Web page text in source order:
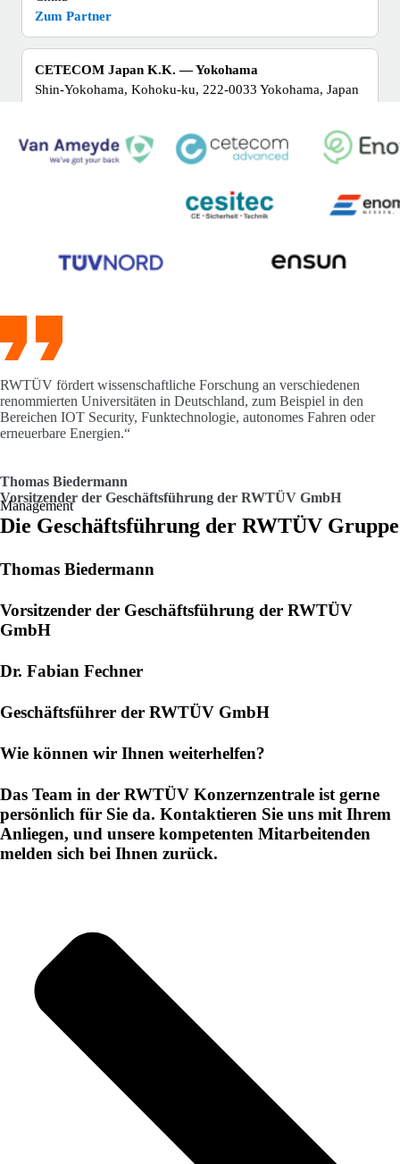
Zum Partner
CETECOM Japan K.K. — Yokohama
Shin-Yokohama, Kohoku-ku, 222-0033 Yokohama, Japan
CETECOM Limited — Suwon
CONSULECTRA GmbH (Headquarter)
Zum Partner
Karl-Weiss-Straße 20, 15366 Hoppegarten-Dahlwitz
enometrik — Kaiserslautern
Zur Website
Enoplan GmbH
Zum Partner
Enoplan — München
Zum Partner
Enoplan — Wasungen
Zum Partner
ensun — Siegen
Martinshardt 19, 57074 Siegen
Ingenieurbüro Nordhorn — Berlin
Boxhagener Str. 82, 10245 Berlin
Zum Partner
Ingenieurbüro Nordhorn — Hamburg
Mittelweg 9, 20148 Hamburg
Ingenieurbüro Nordhorn GmbH & Co. KG
RWTÜV fördert wissenschaftliche Forschung an verschiedenen
renommierten Universitäten in Deutschland, zum Beispiel in den
Bereichen IOT Security, Funktechnologie, autonomes Fahren oder
erneuerbare Energien.“
Thomas Biedermann
Vorsitzender der Geschäftsführung der RWTÜV GmbH
Management
Die Geschäftsführung der RWTÜV Gruppe
Thomas Biedermann
Vorsitzender der Geschäftsführung der RWTÜV
GmbH
Dr. Fabian Fechner
Geschäftsführer der RWTÜV GmbH
Wie können wir Ihnen weiterhelfen?
Das Team in der RWTÜV Konzernzentrale ist gerne
persönlich für Sie da. Kontaktieren Sie uns mit Ihrem
Anliegen, und unsere kompetenten Mitarbeitenden
melden sich bei Ihnen zurück.